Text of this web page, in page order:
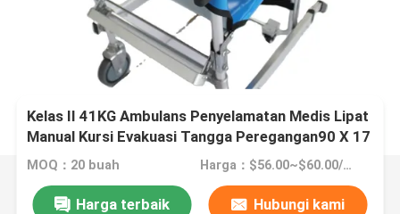
Kelas II 41KG Ambulans Penyelamatan Medis Lipat
Manual Kursi Evakuasi Tangga Peregangan90 X 17
X 59cm
MOQ：20 buah Harga：$56.00~$60.00/Pieces 20-49 Pieces
Harga terbaik Hubungi kami